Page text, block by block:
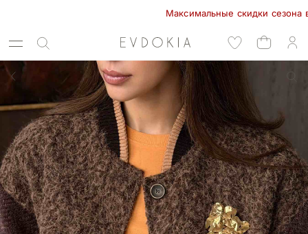
Максимальные скидки сезона в